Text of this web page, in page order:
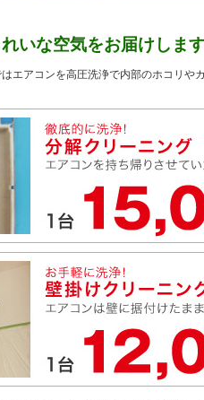
いな空気をお届けしま
エアコンを高圧洗浄で内部のホコリや